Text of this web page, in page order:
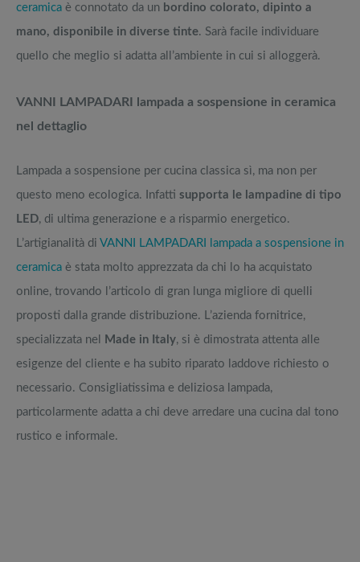
ceramica è connotato da un bordino colorato, dipinto a
mano, disponibile in diverse tinte. Sarà facile individuare
quello che meglio si adatta all’ambiente in cui si alloggerà.
VANNI LAMPADARI lampada a sospensione in ceramica
nel dettaglio
Lampada a sospensione per cucina classica sì, ma non per
questo meno ecologica. Infatti supporta le lampadine di tipo
LED, di ultima generazione e a risparmio energetico.
L’artigianalità di VANNI LAMPADARI lampada a sospensione in
ceramica è stata molto apprezzata da chi lo ha acquistato
online, trovando l’articolo di gran lunga migliore di quelli
proposti dalla grande distribuzione. L’azienda fornitrice,
specializzata nel
Made in Italy, si è dimostrata attenta alle
esigenze del cliente e ha subito riparato laddove richiesto o
necessario. Consigliatissima e deliziosa lampada,
particolarmente adatta a chi deve arredare una cucina dal tono
rustico e informale.